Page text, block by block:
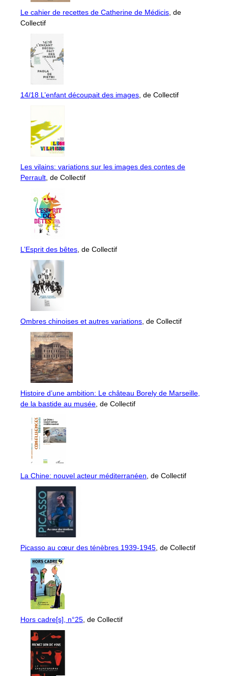
Le cahier de recettes de Catherine de Médicis , de
Collectif
14/18 L’enfant découpait des images , de Collectif
Les vilains: variations sur les images des contes de
Perrault , de Collectif
L’Esprit des bêtes , de Collectif
Ombres chinoises et autres variations , de Collectif
Histoire d’une ambition: Le château Borely de Marseille,
de la bastide au musée , de Collectif
La Chine: nouvel acteur méditerranéen , de Collectif
Picasso au cœur des ténèbres 1939-1945 , de Collectif
Hors cadre[s], n°25 , de Collectif